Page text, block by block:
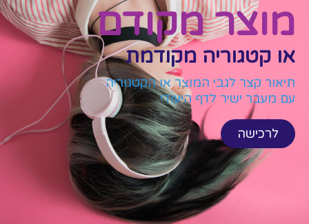
מוצר מקודם
או קטגוריה מקודמת
תיאור קצר לגבי המוצר או הקטגוריה
עם מעבר ישיר לדף היעודי
לרכישה